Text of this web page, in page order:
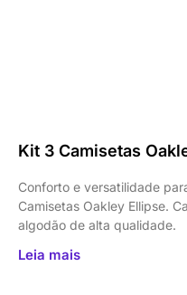
Kit 3 Camisetas
Conforto e versatilidade
Camisetas Oakley Ellipse.
algodão de alta qualidade.
Leia mais